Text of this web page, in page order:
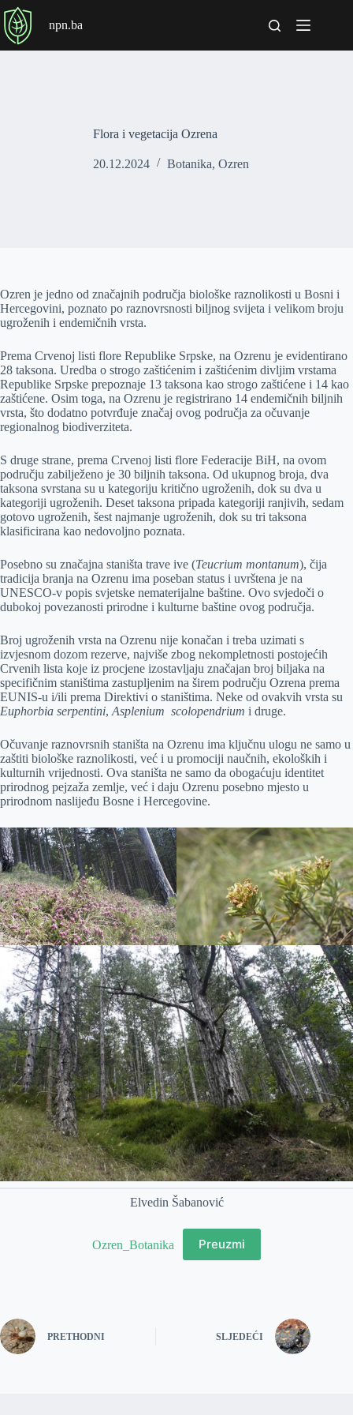
P
r
e
npn.ba
Flora i vegetacija Ozrena
20.12.2024 Botanika,Ozren
Ozren je jedno od značajnih područja biološke raznolikosti u Bosni i
Hercegovini, poznato po raznovrsnosti biljnog svijeta i velikom broju
ugroženih i endemičnih vrsta.
Prema Crvenoj listi flore Republike Srpske, na Ozrenu je evidentirano
28 taksona. Uredba o strogo zaštićenim i zaštićenim divljim vrstama
Republike Srpske prepoznaje 13 taksona kao strogo zaštićene i 14 kao
zaštićene. Osim toga, na Ozrenu je registrirano 14 endemičnih biljnih
vrsta, što dodatno potvrđuje značaj ovog područja za očuvanje
regionalnog biodiverziteta.
S druge strane, prema Crvenoj listi flore Federacije BiH, na ovom
području zabilježeno je 30 biljnih taksona. Od ukupnog broja, dva
taksona svrstana su u kategoriju kritično ugroženih, dok su dva u
kategoriji ugroženih. Deset taksona pripada kategoriji ranjivih, sedam
gotovo ugroženih, šest najmanje ugroženih, dok su tri taksona
klasificirana kao nedovoljno poznata.
Posebno su značajna staništa trave ive (Teucrium montanum), čija
tradicija branja na Ozrenu ima poseban status i uvrštena je na
UNESCO-v popis svjetske nematerijalne baštine. Ovo svjedoči o
dubokoj povezanosti prirodne i kulturne baštine ovog područja.
Broj ugroženih vrsta na Ozrenu nije konačan i treba uzimati s
izvjesnom dozom rezerve, najviše zbog nekompletnosti postojećih
Crvenih lista koje iz procjene izostavljaju značajan broj biljaka na
specifičnim staništima zastupljenim na širem području Ozrena prema
EUNIS-u i/ili prema Direktivi o staništima. Neke od ovakvih vrsta su
Euphorbia serpentini, Asplenium scolopendrium i druge.
Očuvanje raznovrsnih staništa na Ozrenu ima ključnu ulogu ne samo u
zaštiti biološke raznolikosti, već i u promociji naučnih, ekoloških i
kulturnih vrijednosti. Ova staništa ne samo da obogaćuju identitet
prirodnog pejzaža zemlje, već i daju Ozrenu posebno mjesto u
prirodnom naslijeđu Bosne i Hercegovine.
Elvedin Šabanović
Ozren_Botanika Preuzmi
PRETHODNI SLJEDEĆI